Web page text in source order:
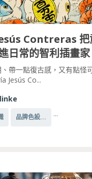
Contreras 把
日常的智利插畫家
帶一點復古感，又有點怪
Jesús Co...
品牌色設... ...